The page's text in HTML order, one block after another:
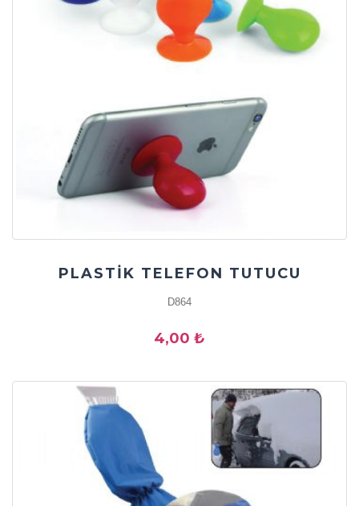
PLASTİK TELEFON TUTUCU
D864
4,00 ₺